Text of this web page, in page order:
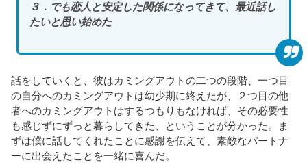
３．でも恋人と安定した関係になってきて、最近話し
たいと思い始めた
話をしていくと、彼はカミングアウトの二つの段階、一つ目
の自分へのカミングアウトは幼少期に終えたが、２つ目の他
者へのカミングアウトはするつもりもなければ、その必要性
も感じずにずっと暮らしてきた、ということが分かった。ま
ずは僕に話してくれたことに感謝を伝えて、素敵なパートナ
ーに出会えたことを一緒に喜んだ。